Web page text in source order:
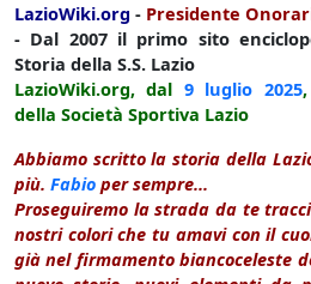
LazioWiki.org - Presidente
- Dal 2007 il primo sito
Storia della S.S. Lazio
LazioWiki.org, dal 9 luglio 2025
della Società Sportiva Lazio
Abbiamo scritto la storia della
più. Fabio per sempre...
Proseguiremo la strada da te
nostri colori che tu amavi con il
già nel firmamento biancoceleste